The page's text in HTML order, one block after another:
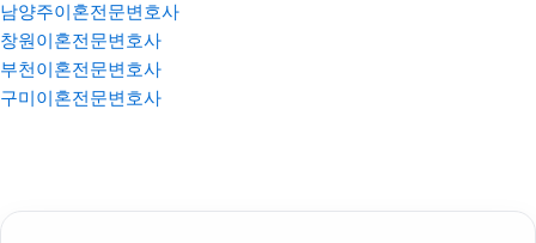
남양주이혼전문변호사
창원이혼전문변호사
부천이혼전문변호사
구미이혼전문변호사